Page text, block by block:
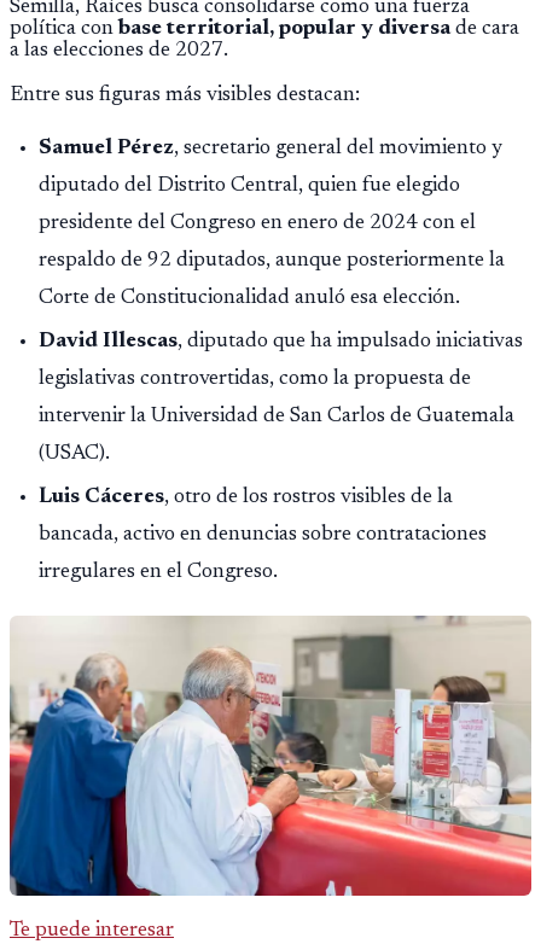
Semilla, Raíces busca consolidarse como una fuerza
política con base territorial, popular y diversade cara
a las elecciones de 2027.
Entre sus figuras más visibles destacan:
Samuel Pérez, secretario general del movimiento y
diputado del Distrito Central, quien fue elegido
presidente del Congreso en enero de 2024 con el
respaldo de 92 diputados, aunque posteriormente la
Corte de Constitucionalidad anuló esa elección.
David Illescas, diputado que ha impulsado iniciativas
legislativas controvertidas, como la propuesta de
intervenir la Universidad de San Carlos de Guatemala
(USAC).
Luis Cáceres, otro de los rostros visibles de la
bancada, activo en denuncias sobre contrataciones
irregulares en el Congreso.
Te puede interesar